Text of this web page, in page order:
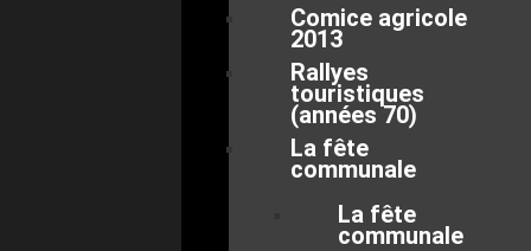
Comice agricole
2013
Rallyes
touristiques
(années 70)
La fête
communale
La fête
communale